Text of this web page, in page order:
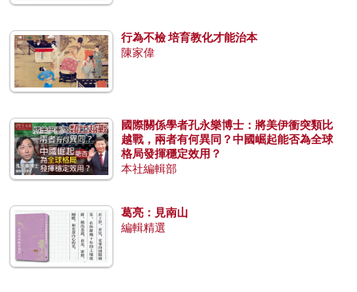
行為不檢 培育教化才能治本
陳家偉
國際關係學者孔永樂博士：將美伊衝突類比
越戰，兩者有何異同？中國崛起能否為全球
格局發揮穩定效用？
本社編輯部
葛亮：見南山
編輯精選